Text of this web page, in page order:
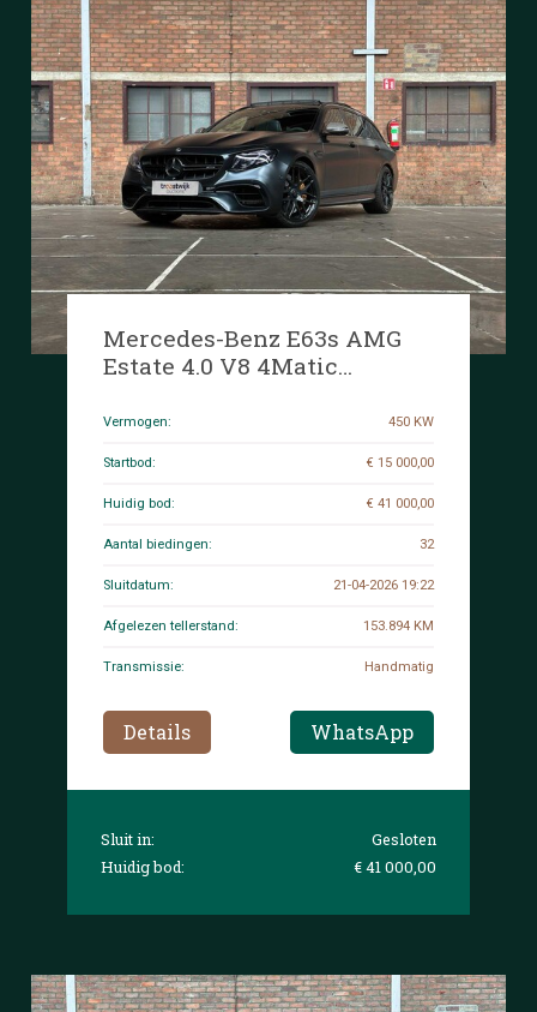
Mercedes-Benz E63s AMG
Estate 4.0 V8 4Matic
612pk 2018 (Origineel-NL) E-
Vermogen: 450 KW
Startbod: € 15 000,00
Huidig bod: € 41 000,00
Aantal biedingen: 32
Sluitdatum: 21-04-2026 19:22
Afgelezen tellerstand: 153.894 KM
Transmissie: Handmatig
Details WhatsApp
Sluit in:
Gesloten
Huidig bod:
€ 41 000,00